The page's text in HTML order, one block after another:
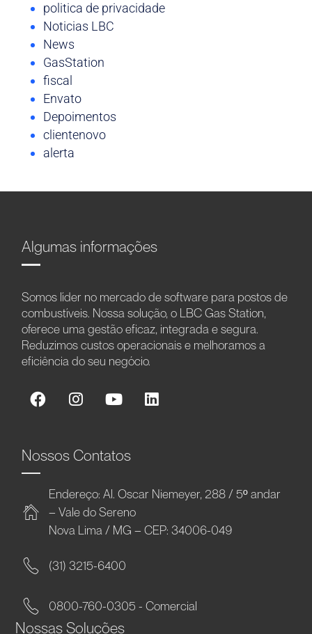
politica de privacidade
Noticias LBC
News
GasStation
fiscal
Envato
Depoimentos
clientenovo
alerta
Algumas informações
Somos líder no mercado de software para postos de
combustíveis. Nossa solução, o LBC Gas Station,
oferece uma gestão eficaz, integrada e segura.
Reduzimos custos operacionais e melhoramos a
eficiência do seu negócio.
Nossos Contatos
Endereço: Al. Oscar Niemeyer, 288 / 5º andar
– Vale do Sereno
Nova Lima / MG – CEP: 34006-049
(31) 3215-6400
0800-760-0305 - Comercial
Nossas Soluções